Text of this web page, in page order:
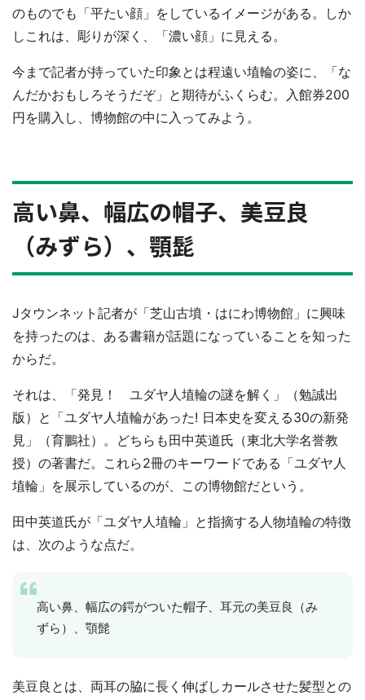
のものでも「平たい顔」をしているイメージがある。しか
しこれは、彫りが深く、「濃い顔」に見える。
今まで記者が持っていた印象とは程遠い埴輪の姿に、「な
んだかおもしろそうだぞ」と期待がふくらむ。入館券200
円を購入し、博物館の中に入ってみよう。
高い鼻、幅広の帽子、美豆良
（みずら）、顎髭
Jタウンネット記者が「芝山古墳・はにわ博物館」に興味
を持ったのは、ある書籍が話題になっていることを知った
からだ。
それは、「発見！ ユダヤ人埴輪の謎を解く」（勉誠出
版）と「ユダヤ人埴輪があった! 日本史を変える30の新発
見」（育鵬社）。どちらも田中英道氏（東北大学名誉教
授）の著書だ。これら2冊のキーワードである「ユダヤ人
埴輪」を展示しているのが、この博物館だという。
田中英道氏が「ユダヤ人埴輪」と指摘する人物埴輪の特徴
は、次のような点だ。
高い鼻、幅広の鍔がついた帽子、耳元の美豆良（み
ずら）、顎髭
美豆良とは、両耳の脇に長く伸ばしカールさせた髪型との